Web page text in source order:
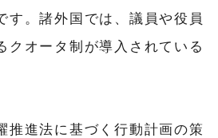
す。諸外国では、議員や役員
クオータ制が導入されている
推進法に基づく行動計画の策